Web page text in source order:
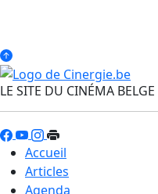
LE SITE DU CINÉMA BELGE
Accueil
Articles
Agenda